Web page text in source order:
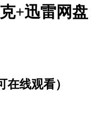
+迅雷网盘
线观看）